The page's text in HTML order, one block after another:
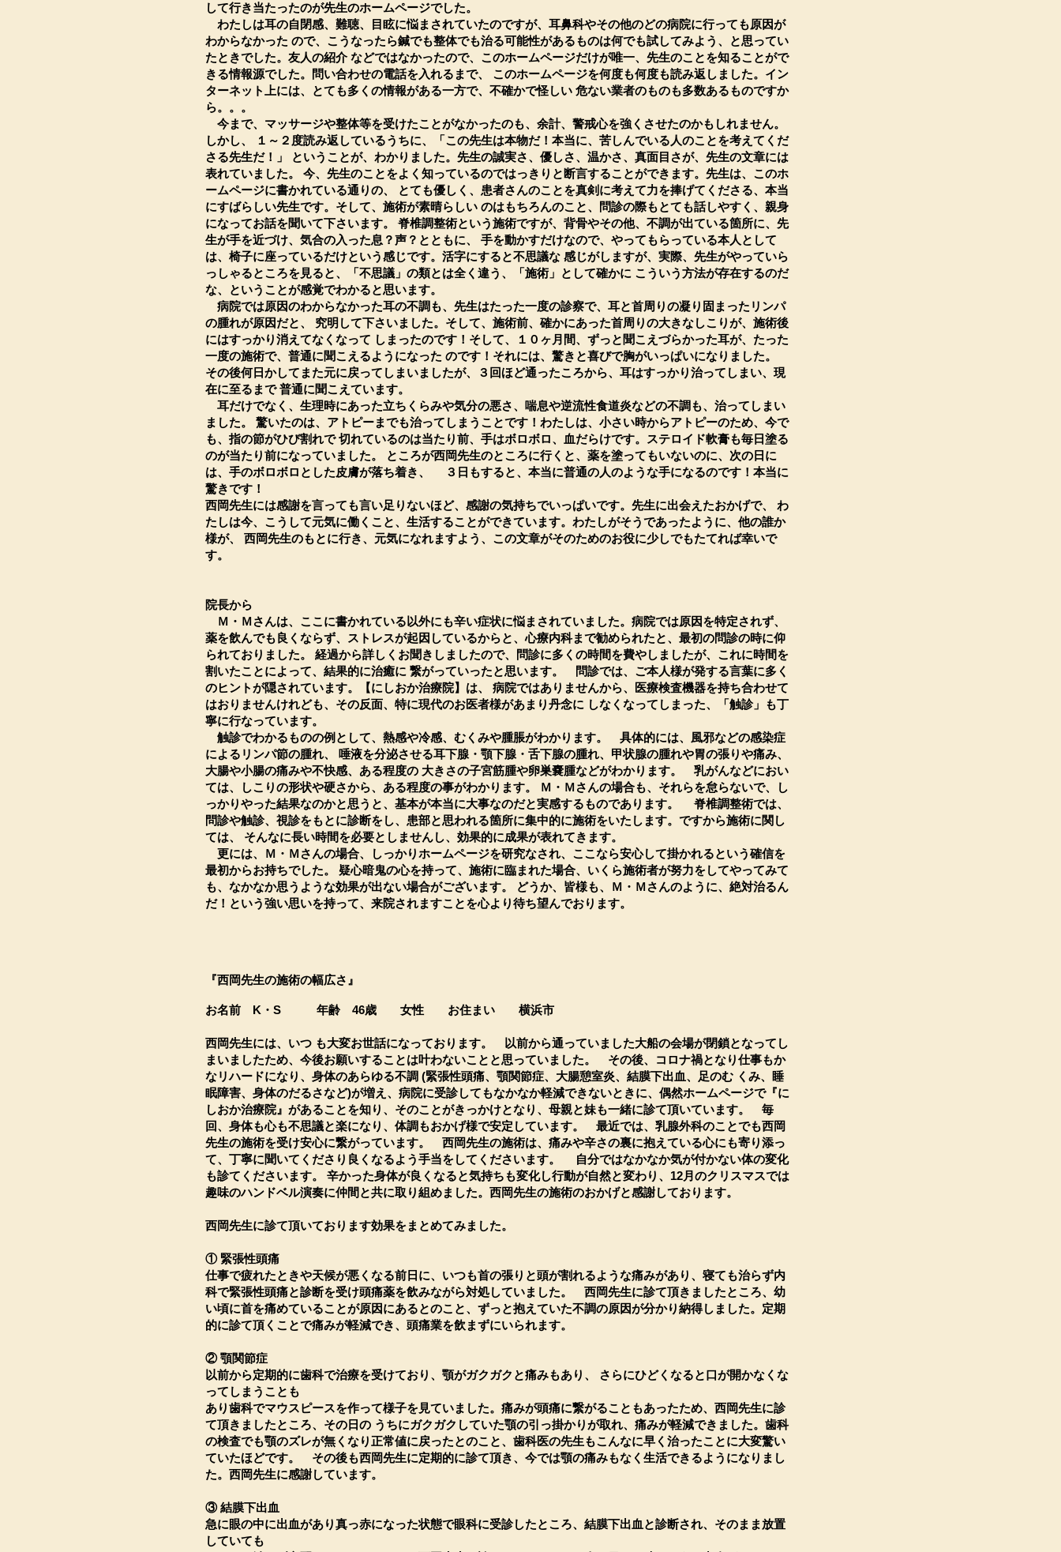
して行き当たったのが先生のホームページでした。
わたしは耳の自閉感、難聴、目眩に悩まされていたのですが、耳鼻科やその他のどの病院に行っても原因が
わからなかった ので、こうなったら鍼でも整体でも治る可能性があるものは何でも試してみよう、と思ってい
たときでした。友人の紹介 などではなかったので、このホームページだけが唯一、先生のことを知ることがで
きる情報源でした。問い合わせの電話を入れるまで、 このホームページを何度も何度も読み返しました。イン
ターネット上には、とても多くの情報がある一方で、不確かで怪しい 危ない業者のものも多数あるものですか
ら。。。
今まで、マッサージや整体等を受けたことがなかったのも、余計、警戒心を強くさせたのかもしれません。
しかし、 １～２度読み返しているうちに、「この先生は本物だ！本当に、苦しんでいる人のことを考えてくだ
さる先生だ！」 ということが、わかりました。先生の誠実さ、優しさ、温かさ、真面目さが、先生の文章には
表れていました。 今、先生のことをよく知っているのではっきりと断言することができます。先生は、このホ
ームページに書かれている通りの、 とても優しく、患者さんのことを真剣に考えて力を捧げてくださる、本当
にすばらしい先生です。そして、施術が素晴らしい のはもちろんのこと、問診の際もとても話しやすく、親身
になってお話を聞いて下さいます。 脊椎調整術という施術ですが、背骨やその他、不調が出ている箇所に、先
生が手を近づけ、気合の入った息？声？とともに、 手を動かすだけなので、やってもらっている本人として
は、椅子に座っているだけという感じです。活字にすると不思議な 感じがしますが、実際、先生がやっていら
っしゃるところを見ると、「不思議」の類とは全く違う、「施術」として確かに こういう方法が存在するのだ
な、ということが感覚でわかると思います。
病院では原因のわからなかった耳の不調も、先生はたった一度の診察で、耳と首周りの凝り固まったリンパ
の腫れが原因だと、 究明して下さいました。そして、施術前、確かにあった首周りの大きなしこりが、施術後
にはすっかり消えてなくなって しまったのです！そして、１０ヶ月間、ずっと聞こえづらかった耳が、たった
一度の施術で、普通に聞こえるようになった のです！それには、驚きと喜びで胸がいっぱいになりました。
その後何日かしてまた元に戻ってしまいましたが、３回ほど通ったころから、耳はすっかり治ってしまい、現
在に至るまで 普通に聞こえています。
耳だけでなく、生理時にあった立ちくらみや気分の悪さ、喘息や逆流性食道炎などの不調も、治ってしまい
ました。 驚いたのは、アトピーまでも治ってしまうことです！わたしは、小さい時からアトピーのため、今で
も、指の節がひび割れで 切れているのは当たり前、手はボロボロ、血だらけです。ステロイド軟膏も毎日塗る
のが当たり前になっていました。 ところが西岡先生のところに行くと、薬を塗ってもいないのに、次の日に
は、手のボロボロとした皮膚が落ち着き、 ３日もすると、本当に普通の人のような手になるのです！本当に
驚きです！
西岡先生には感謝を言っても言い足りないほど、感謝の気持ちでいっぱいです。先生に出会えたおかげで、 わ
たしは今、こうして元気に働くこと、生活することができています。わたしがそうであったように、他の誰か
様が、 西岡先生のもとに行き、元気になれますよう、この文章がそのためのお役に少しでもたてれば幸いで
す。
院長から
Ｍ・Ｍさんは、ここに書かれている以外にも辛い症状に悩まされていました。病院では原因を特定されず、
薬を飲んでも良くならず、ストレスが起因しているからと、心療内科まで勧められたと、最初の問診の時に仰
られておりました。 経過から詳しくお聞きしましたので、問診に多くの時間を費やしましたが、これに時間を
割いたことによって、結果的に治癒に 繋がっていったと思います。 問診では、ご本人様が発する言葉に多く
のヒントが隠されています。【にしおか治療院】は、 病院ではありませんから、医療検査機器を持ち合わせて
はおりませんけれども、その反面、特に現代のお医者様があまり丹念に しなくなってしまった、「触診」も丁
寧に行なっています。
触診でわかるものの例として、熱感や冷感、むくみや腫脹がわかります。 具体的には、風邪などの感染症
によるリンパ節の腫れ、 唾液を分泌させる耳下腺・顎下腺・舌下腺の腫れ、甲状腺の腫れや胃の張りや痛み、
大腸や小腸の痛みや不快感、ある程度の 大きさの子宮筋腫や卵巣嚢腫などがわかります。 乳がんなどにおい
ては、しこりの形状や硬さから、ある程度の事がわかります。 Ｍ・Ｍさんの場合も、それらを怠らないで、し
っかりやった結果なのかと思うと、基本が本当に大事なのだと実感するものであります。 脊椎調整術では、
問診や触診、視診をもとに診断をし、患部と思われる箇所に集中的に施術をいたします。ですから施術に関し
ては、 そんなに長い時間を必要としませんし、効果的に成果が表れてきます。
更には、Ｍ・Ｍさんの場合、しっかりホームページを研究なされ、ここなら安心して掛かれるという確信を
最初からお持ちでした。 疑心暗鬼の心を持って、施術に臨まれた場合、いくら施術者が努力をしてやってみて
も、なかなか思うような効果が出ない場合がございます。 どうか、皆様も、Ｍ・Ｍさんのように、絶対治るん
だ！という強い思いを持って、来院されますことを心より待ち望んでおります。
『西岡先生の施術の幅広さ』
お名前 K・S 年齢 46歳 女性 お住まい 横浜市
西岡先生には、いつ も大変お世話になっております。 以前から通っていました大船の会場が閉鎖となってし
まいましたため、今後お願いすることは叶わないことと思っていました。 その後、コロナ禍となり仕事もか
なリハードになり、身体のあらゆる不調 (緊張性頭痛、顎関節症、大腸憩室炎、結膜下出血、足のむ くみ、睡
眠障害、身体のだるさなど)が増え、病院に受診してもなかなか軽減できないときに、偶然ホームページで『に
しおか治療院』があることを知り、そのことがきっかけとなり、母親と妹も一緒に診て頂いています。 毎
回、身体も心も不思議と楽になり、体調もおかげ様で安定しています。 最近では、乳腺外科のことでも西岡
先生の施術を受け安心に繋がっています。 西岡先生の施術は、痛みや辛さの裏に抱えている心にも寄り添っ
て、丁寧に聞いてくださり良くなるよう手当をしてくださいます。 自分ではなかなか気が付かない体の変化
も診てくださいます。 辛かった身体が良くなると気持ちも変化し行動が自然と変わり、12月のクリスマスでは
趣味のハンドベル演奏に仲間と共に取り組めました。西岡先生の施術のおかげと感謝しております。
西岡先生に診て頂いております効果をまとめてみました。
① 緊張性頭痛
仕事で疲れたときや天候が悪くなる前日に、いつも首の張りと頭が割れるような痛みがあり、寝ても治らず内
科で緊張性頭痛と診断を受け頭痛薬を飲みながら対処していました。 西岡先生に診て頂きましたところ、幼
い頃に首を痛めていることが原因にあるとのこと、ずっと抱えていた不調の原因が分かり納得しました。定期
的に診て頂くことで痛みが軽減でき、頭痛業を飲まずにいられます。
② 顎関節症
以前から定期的に歯科で治療を受けており、顎がガクガクと痛みもあり、 さらにひどくなると口が開かなくな
ってしまうことも
あり歯科でマウスピースを作って様子を見ていました。痛みが頭痛に繋がることもあったため、西岡先生に診
て頂きましたところ、その日の うちにガクガクしていた顎の引っ掛かりが取れ、痛みが軽減できました。歯科
の検査でも顎のズレが無くなり正常値に戻ったとのこと、歯科医の先生もこんなに早く治ったことに大変驚い
ていたほどです。 その後も西岡先生に定期的に診て頂き、今では顎の痛みもなく生活できるようになりまし
た。西岡先生に感謝しています。
③ 結膜下出血
急に眼の中に出血があり真っ赤になった状態で眼科に受診したところ、結膜下出血と診断され、そのまま放置
していても